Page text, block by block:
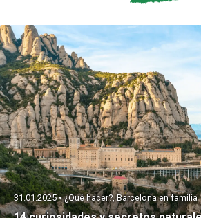
31.01.2025 • ¿Qué hacer?, Barcelona en familia